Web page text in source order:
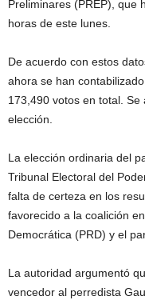
Preliminares (PREP), que
horas de este lunes.
De acuerdo con estos
ahora se han
173,490 votos en total.
elección.
La elección ordinaria del
Tribunal Electoral del
falta de certeza en los
favorecido a la coalición
Democrática (PRD) y el
La autoridad argumentó
vencedor al perredista